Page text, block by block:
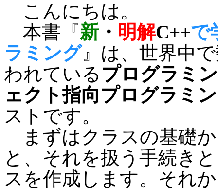
こんにちは。
本書『新 ・ 明解C++で
ラミング』は、世界中
われている プログラミ
ェクト指向プログラミ
ストです。
まずはクラスの基礎
と、それを扱う手続き
スを作成します。それ